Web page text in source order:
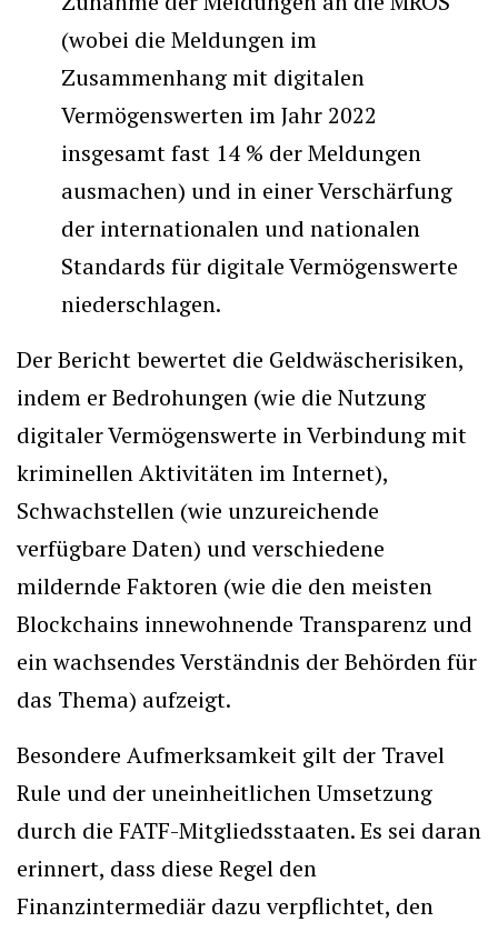
(wobei die Meldungen im
Zusammenhang mit digitalen
Vermögenswerten im Jahr 2022
insgesamt fast 14 % der Meldungen
ausmachen) und in einer Verschärfung
der internationalen und nationalen
Standards für digitale Vermögenswerte
niederschlagen.
Der Bericht bewertet die Geldwäscherisiken,
indem er Bedrohungen (wie die Nutzung
digitaler Vermögenswerte in Verbindung mit
kriminellen Aktivitäten im Internet),
Schwachstellen (wie unzureichende
verfügbare Daten) und verschiedene
mildernde Faktoren (wie die den meisten
Blockchains innewohnende Transparenz und
ein wachsendes Verständnis der Behörden für
das Thema) aufzeigt.
Besondere Aufmerksamkeit gilt der Travel
Rule und der uneinheitlichen Umsetzung
durch die FATF-Mitgliedsstaaten. Es sei daran
erinnert, dass diese Regel den
Finanzintermediär dazu verpflichtet, den